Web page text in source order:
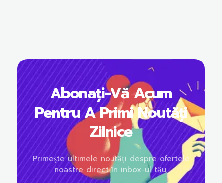
Abonați-Vă Acum
Pentru A Primi Noutăți
Zilnice
Primește ultimele noutăți despre ofertele
noastre direct în inbox-ul tău.